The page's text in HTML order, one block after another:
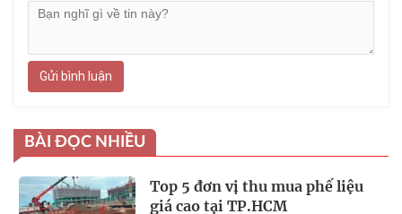
Gửi bình luận
BÀI ĐỌC NHIỀU
Top 5 đơn vị thu mua phế liệu
giá cao tại TP.HCM